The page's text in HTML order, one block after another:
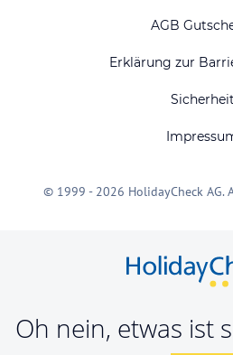
AGB
Erklärung zur
Sicherheit
© 1999 - 2026 HolidayCheck AG.
Oh nein, etwas ist